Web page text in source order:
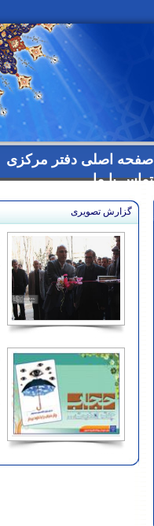
صفحه اصلی دفتر مرکزی
تماس با ما
گزارش تصویری